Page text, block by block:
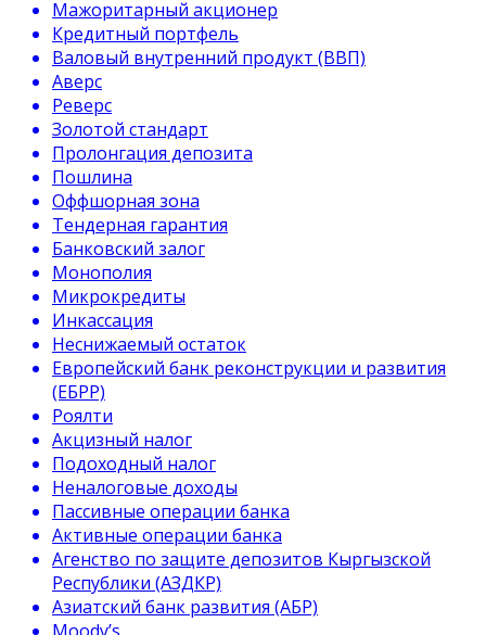
Мажоритарный акционер
Кредитный портфель
Валовый внутренний продукт (ВВП)
Аверс
Реверс
Золотой стандарт
Пролонгация депозита
Пошлина
Оффшорная зона
Тендерная гарантия
Банковский залог
Монополия
Микрокредиты
Инкассация
Неснижаемый остаток
Европейский банк реконструкции и развития
(ЕБРР)
Роялти
Акцизный налог
Подоходный налог
Неналоговые доходы
Пассивные операции банка
Активные операции банка
Агенство по защите депозитов Кыргызской
Республики (АЗДКР)
Азиатский банк развития (АБР)